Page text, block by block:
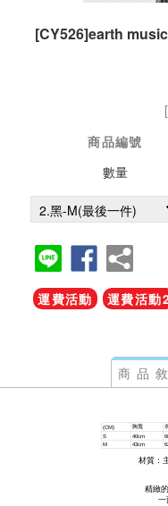
[CY526]earth
商品編號
數量
運費活動 運費活動
商品